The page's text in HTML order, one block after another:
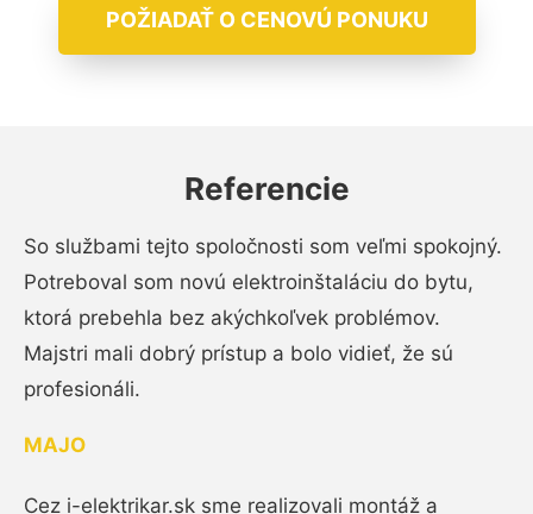
POŽIADAŤ O CENOVÚ PONUKU
Referencie
So službami tejto spoločnosti som veľmi spokojný.
Potreboval som novú elektroinštaláciu do bytu,
ktorá prebehla bez akýchkoľvek problémov.
Majstri mali dobrý prístup a bolo vidieť, že sú
profesionáli.
MAJO
Cez i-elektrikar.sk sme realizovali montáž a